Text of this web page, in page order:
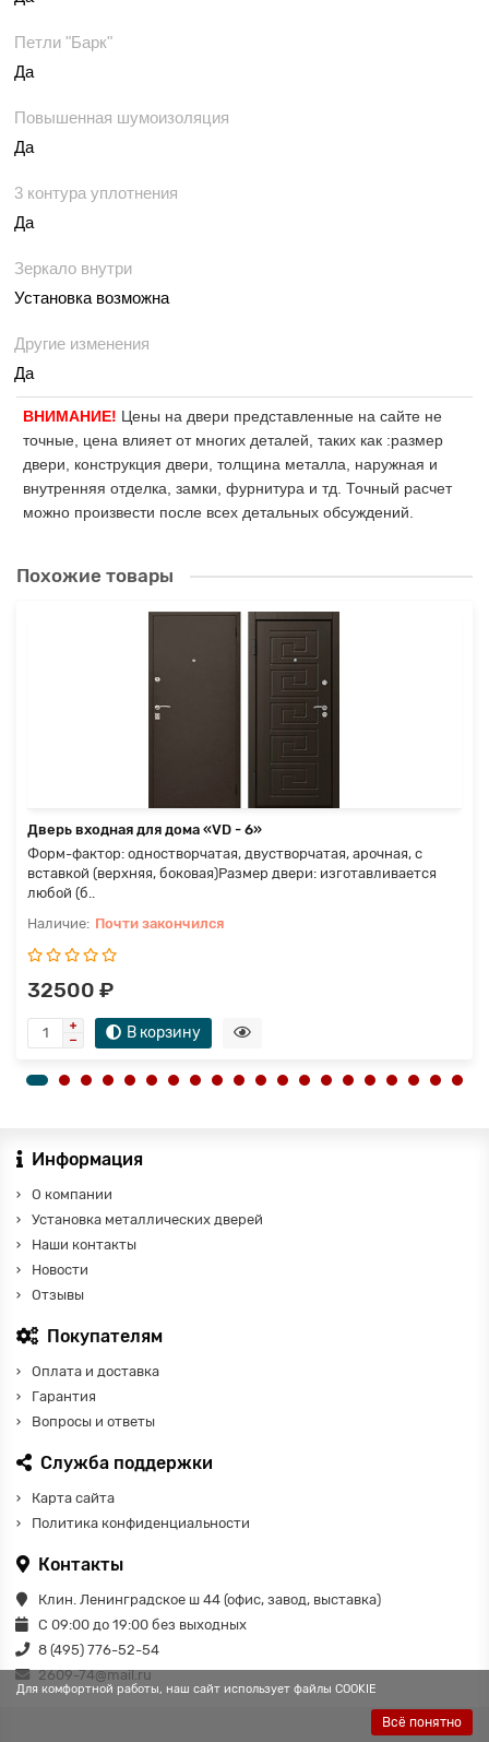
Петли "Барк"
Да
Повышенная шумоизоляция
Да
3 контура уплотнения
Да
Зеркало внутри
Установка возможна
Другие изменения
Да
ВНИМАНИЕ! Цены на двери представленные на сайте не
точные, цена влияет от многих деталей, таких как :размер
двери, конструкция двери, толщина металла, наружная и
внутренняя отделка, замки, фурнитура и тд. Точный расчет
можно произвести после всех детальных обсуждений.
Похожие товары
Дверь входная для дома «VD - 6»
Форм-фактор: одностворчатая, двустворчатая, арочная, с
вставкой (верхняя, боковая)Размер двери: изготавливается
любой (б..
Почти закончился
32500 ₽
В корзину
Для комфортной работы, наш сайт использует файлы COOKIE
Всё понятно
Информация
О компании
Установка металлических дверей
Наши контакты
Новости
Отзывы
Покупателям
Оплата и доставка
Гарантия
Вопросы и ответы
Служба поддержки
Карта сайта
Политика конфиденциальности
Контакты
Клин. Ленинградское ш 44 (офис, завод, выставка)
С 09:00 до 19:00 без выходных
8 (495) 776-52-54
2609-74@mail.ru